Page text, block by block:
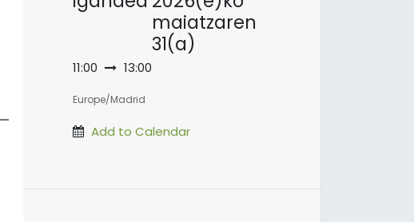
maiatzaren
31(a)
11:00 13:00
Europe/Madrid
Add to Calendar